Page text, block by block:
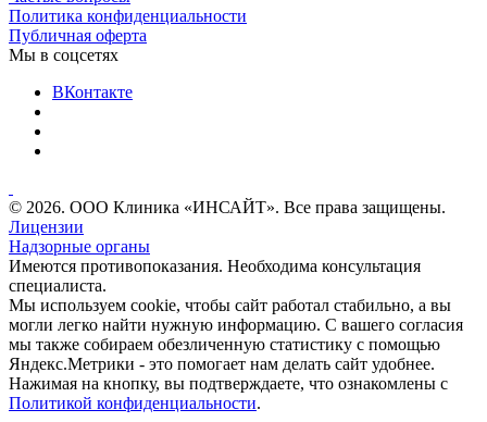
Политика конфиденциальности
Публичная оферта
Мы в соцсетях
ВКонтакте
© 2026. ООО Клиника «ИНСАЙТ». Все права защищены.
Лицензии
Надзорные органы
Имеются противопоказания. Необходима консультация
специалиста.
Мы используем cookie, чтобы сайт работал стабильно, а вы
могли легко найти нужную информацию. С вашего согласия
мы также собираем обезличенную статистику с помощью
Яндекс.Метрики - это помогает нам делать сайт удобнее.
Нажимая на кнопку, вы подтверждаете, что ознакомлены с
Политикой конфиденциальности.